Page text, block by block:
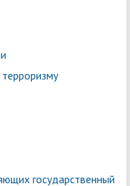
государственный